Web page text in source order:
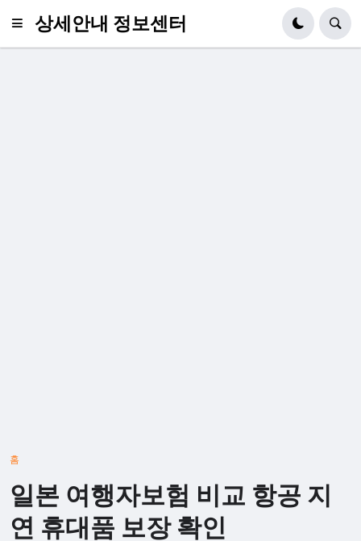
상세안내 정보센터
홈
일본 여행자보험 비교 항공 지
연 휴대품 보장 확인